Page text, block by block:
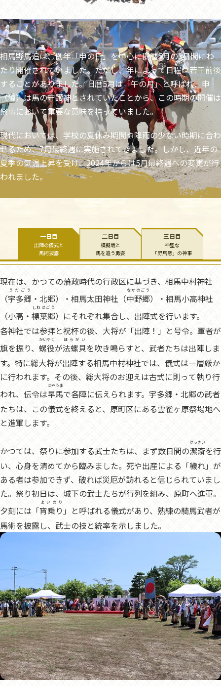
相馬野馬追は、例年「申の日」を中心に旧暦5月の3日間にわ
たり開催されていました。ただし、年によって日程は若干前後
することがありました。旧暦5月は「午の月」と呼ばれ、申
（猿）は馬の守護神とされていたことから、この時期の開催は
祭事において重要な意味を持っていました。
現代においては、学校の夏休み期間や降雨の少ない時期に合わ
せるため、7月最終週に実施されてきました。しかし、近年の
夏季の気温上昇を受け、2024年からは5月最終週への変更が行
われました。
一日目
出陣の儀式と
馬術披露
二日目
模擬戦と
馬を追う勇姿
三日目
神聖な
「野馬懸」の神事
現在は、かつての藩政時代の行政区に基づき、相馬中村神社
（宇多郷
うだごう
・北郷）・相馬太田神社（中野郷
なかのごう
）・相馬小高神社
（小高・ 標葉郷
しねはごう
）にそれぞれ集合し、出陣式を行います。
各神社では参拝と祝杯の後、大将が「出陣！」と号令。軍者が
旗を振り、 螺役
かいやく
が法螺貝
ほらがい
を吹き鳴らすと、武者たちは出陣しま
す。特に総大将が出陣する相馬中村神社では、儀式は一層厳か
に行われます。その後、総大将のお迎えは古式に則って執り行
われ、伝令は早馬
はやうま
で各陣に伝えられます。宇多郷・北郷の武者
たちは、この儀式を終えると、原町区にある雲雀ヶ原祭場地へ
と進軍します。
かつては、祭りに参加する武士たちは、まず数日間の潔斎
けっさい
を行
い、心身を清めてから臨みました。死や出産による「穢れ」が
ある者は参加できず、破れば災厄が訪れると信じられていまし
た。祭り初日は、城下の武士たちが行列を組み、原町へ進軍。
夕刻には「宵乗り
よいのり
」と呼ばれる儀式があり、熟練の騎馬武者が
馬術を披露し、武士の技と統率を示しました。